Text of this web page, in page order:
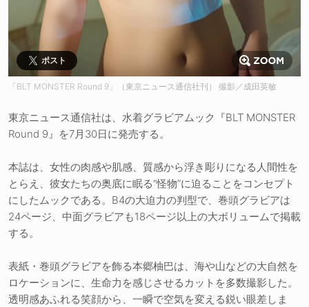
ポスト
「BLT MONSTER Round 9」（東京ニュース通信社刊） 撮影／成田英敏
東京ニュース通信社は、水着グラビアムック『BLT MONSTER
Round 9』を7月30日に発売する。
本誌は、女性の肉感や肌感、質感から浮き彫りになる人間性を
とらえ、彼女たちの奥底に眠る“怪物”に迫ることをコンセプト
にしたムックである。B4の大迫力の判型で、巻頭グラビアは
24ページ、中面グラビアも18ページ以上の大ボリュームで掲載
する。
表紙・巻頭グラビアを飾る本郷柚巴は、海や山などの大自然を
ロケーションに、生命力を感じさせるカットを多数撮影した。
透明感あふれる笑顔から、一瞬で空気を変える鋭い眼差しま